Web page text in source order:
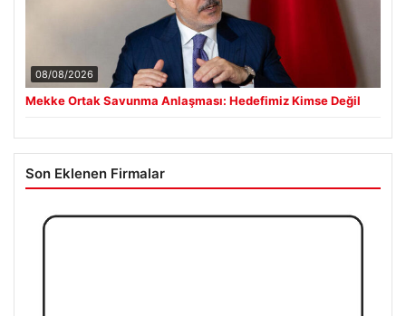
08/08/2026
Mekke Ortak Savunma Anlaşması: Hedefimiz Kimse Değil
Son Eklenen Firmalar